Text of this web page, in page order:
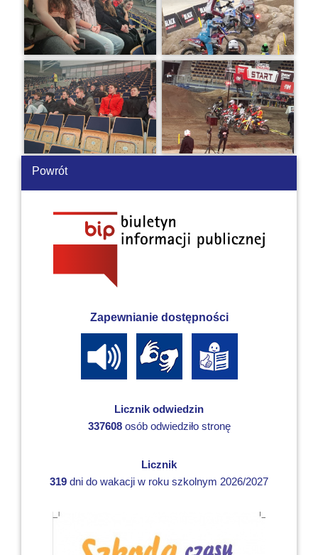
Powrót
Zapewnianie dostępności
Licznik odwiedzin
337608osób odwiedziło stronę
Licznik
319 dni do wakacji w roku szkolnym 2026/2027